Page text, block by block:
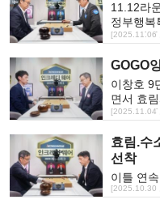
11.12라
정부행복
하고 막
군은 수
률) 개인
[2025.11.06
GOGO
이창호 9
면서 효
양은 쏘
다.
[2025.11.04
효림.수
선착
이틀 연
소도시완
[2025.10.30